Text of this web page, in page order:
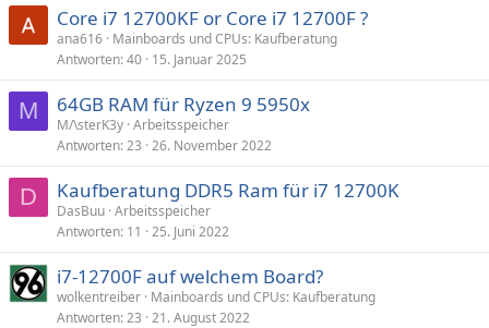
Core i7 12700KF or Core i7 12700F ?
ana616 Mainboards und CPUs: Kaufberatung
Antworten 40 15. Januar 2025
M 64GB RAM für Ryzen 9 5950x
M/\sterK3y Arbeitsspeicher
Antworten 23 26. November 2022
D Kaufberatung DDR5 Ram für i7 12700K
DasBuu Arbeitsspeicher
Antworten 11 25. Juni 2022
i7-12700F auf welchem Board?
wolkentreiber Mainboards und CPUs: Kaufberatung
Antworten 23 21. August 2022